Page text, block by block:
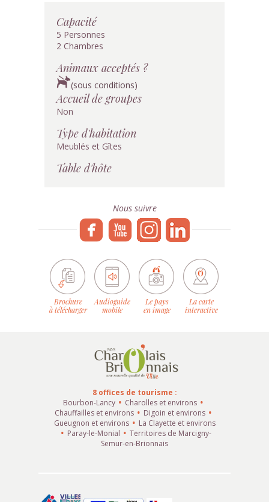
Capacité
5 Personnes
2 Chambres
Animaux acceptés ?
(sous conditions)
Accueil de groupes
Non
Type d'habitation
Meublés et Gîtes
Table d'hôte
Nous suivre
Brochure
à télécharger
Audioguide
mobile
Le pays
en image
La carte
interactive
8 offices de tourisme :
Bourbon-Lancy
Charolles et environs
Chauffailles et environs
Digoin et environs
Gueugnon et environs
La Clayette et environs
Paray-le-Monial
Territoires de Marcigny-
Semur-en-Brionnais